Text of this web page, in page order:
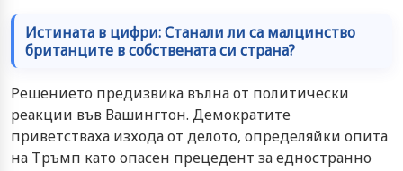
Истината в цифри: Станали ли са малцинство
британците в собствената си страна?
Решението предизвика вълна от политически
реакции във Вашингтон. Демократите
приветстваха изхода от делото, определяйки опита
на Тръмп като опасен прецедент за едностранно